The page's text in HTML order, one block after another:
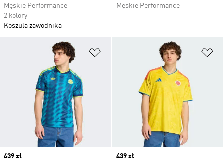
Męskie Performance
2 kolory
Koszula zawodnika
Męskie Performance
Dodaj do listy życzeń
Price
439 zł
Price
439 zł